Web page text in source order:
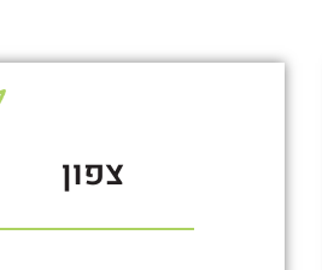
צפון